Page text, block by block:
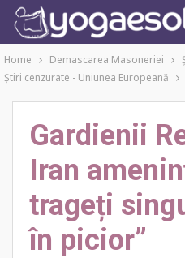
Home Demascarea Masoneriei
Ştiri cenzurate - Uniunea Europeană
Gardienii
Iran
trageți
în picior”